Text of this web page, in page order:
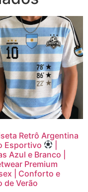
Retrô Argentina
Esportivo
Azul e Branco |
Premium
| Conforto e
de Verão